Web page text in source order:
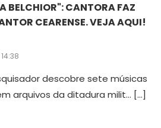
BELCHIOR": CANTORA FAZ
CEARENSE. VEJA AQUI!
descobre sete músicas
arquivos da ditadura milit… […]